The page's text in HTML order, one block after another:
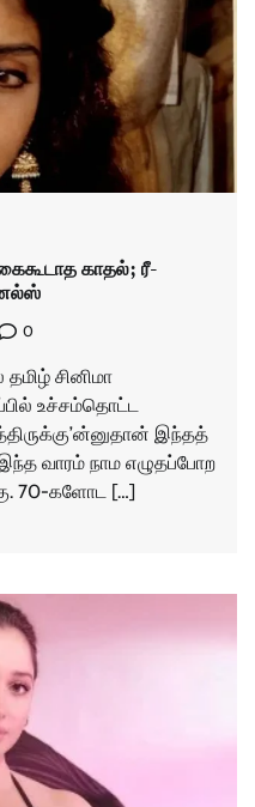
காதல்; ரீ-
0
சினிமா
உச்சம்தொட்ட
இந்தத்
வாரம் நாம எழுதப்போற
70-களோட […]